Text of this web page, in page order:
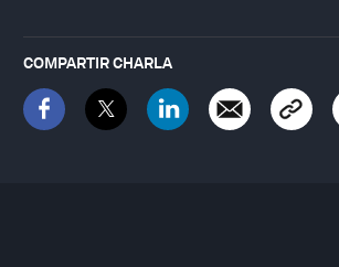
COMPARTIR CHARLA